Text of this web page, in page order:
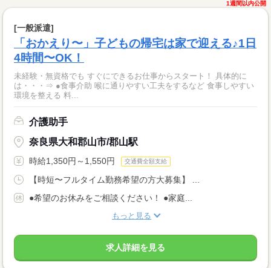
1週間以内公開
[一般派遣]
「おかえり〜」子どもの帰宅は家で迎える♪1日
4時間〜OK！
未経験・無資格でも すぐにできるお仕事からスタート！ 具体的に
は・・・⇒ ●食事介助 喉に通りやすい工夫をするなど 食事しやすい
環境を整える 料...
介護助手
奈良県大和郡山市/郡山駅
時給1,350円～1,550円 交通費全額支給
【時短〜フルタイム勤務希望の方大募集】 ...
●希望のお休みをご相談ください！ ●家庭...
もっと見る
求人詳細を見る